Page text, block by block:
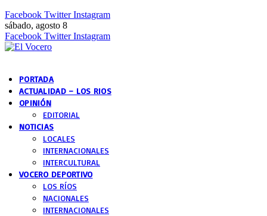
Facebook Twitter Instagram
sábado, agosto 8
Facebook Twitter Instagram
PORTADA
ACTUALIDAD – LOS RIOS
OPINIÓN
EDITORIAL
NOTICIAS
LOCALES
INTERNACIONALES
INTERCULTURAL
VOCERO DEPORTIVO
LOS RÍOS
NACIONALES
INTERNACIONALES